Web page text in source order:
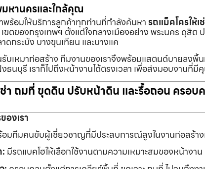
หานครและใกล้คุณ
พร้อมให้บริการลูกค้าทุกท่านที่กำลังค้นหารถแม็คโครให้เ
ตของกรุงเทพฯ ตั้งแต่ใจกลางเมืองอย่าง พระนคร ดุสิ
กระบัง บางขุนเทียน และบางแค
นรับเหมาก่อสร้าง ทีมงานของเราจึงพร้อมแสตนด์บายลงพื้
ธนบุรี เราก็ไปถึงหน้างานได้ตรงเวลา เพื่อส่งมอบงาน
ช่า ถมที่ ขุดดิน ปรับหน้าดิน และรื้อถอน ครอบ
องเรา
มทีมคนขับผู้เชี่ยวชาญที่มีประสบการณ์สูงในงานก่อสร้า
มีรถแบคโฮให้เลือกใช้งานตามความเหมาะสมของหน้าง